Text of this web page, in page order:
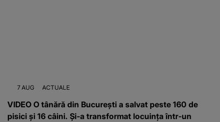
7 AUG ACTUALE
VIDEO O tânără din București a salvat peste 160 de
pisici și 16 câini. Și-a transformat locuința într-un